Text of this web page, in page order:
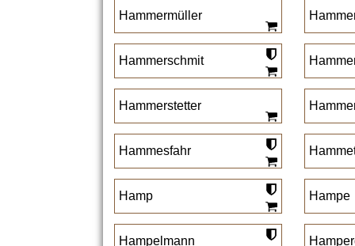
Hammermüller
Hammerschmit
Hammerstetter
Hammesfahr
Hamp Hampe
Hampelmann